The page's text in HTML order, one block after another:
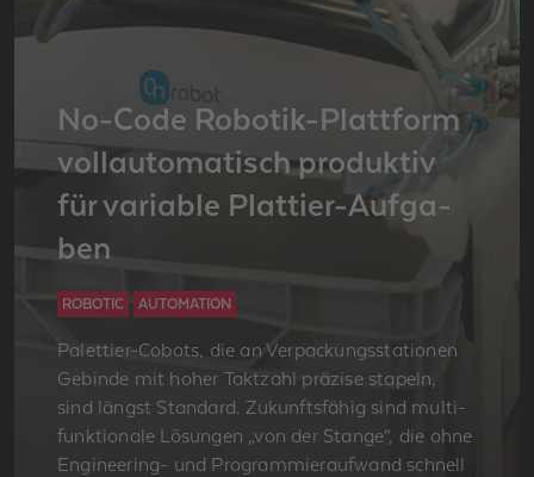
No-Code Ro­bo­tik-Platt­form
voll­au­to­ma­tisch pro­duk­tiv
für va­ria­ble Plat­tier-Auf­ga­
ben
ROBOTIC AUTOMATION
Pa­let­tier-Co­bots, die an Ver­pa­ckungs­sta­tio­nen
Ge­bin­de mit hoher Takt­zahl prä­zi­se sta­peln,
sind längst Stan­dard. Zu­kunfts­fä­hig sind mul­ti­
funk­tio­na­le Lö­sun­gen „von der Stan­ge“, die ohne
En­gi­nee­ring- und Pro­gram­mier­auf­wand schnell